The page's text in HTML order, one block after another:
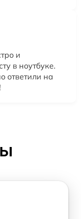
и
в ноутбуке.
ответили на